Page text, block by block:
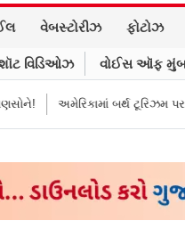
વેબસ્ટોરીઝ ફોટોઝ
વિડિઓઝ વોઈસ ઑફ
અમેરિકામાં બર્થ ટૂરિઝમ પર પ્રતિબંધ